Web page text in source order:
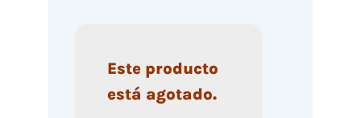
Este producto
está agotado.